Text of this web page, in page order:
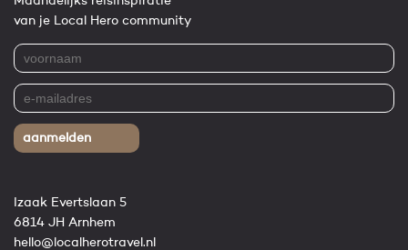
van je Local Hero community
aanmelden
Izaak Evertslaan 5
6814 JH Arnhem
hello@localherotravel.nl